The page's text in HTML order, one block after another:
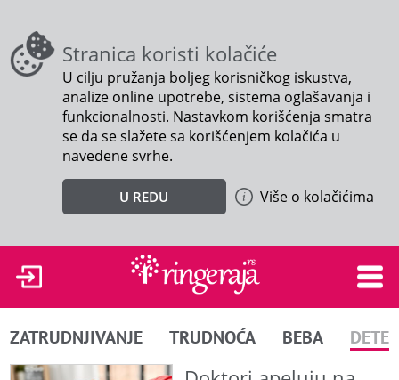
Stranica koristi kolačiće
U cilju pružanja boljeg korisničkog iskustva,
analize online upotrebe, sistema oglašavanja i
funkcionalnosti. Nastavkom korišćenja smatra
se da se slažete sa korišćenjem kolačića u
navedene svrhe.
U REDU Više o kolačićima
ZATRUDNJIVANJE TRUDNOĆA BEBA DETE